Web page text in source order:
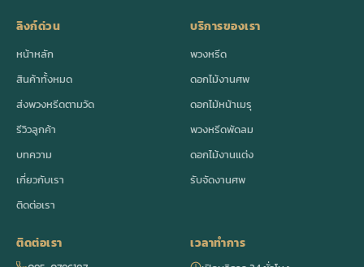
ลิงก์ด่วน
หน้าหลัก
สินค้าทั้งหมด
ส่งพวงหรีดตามวัด
รีวิวลูกค้า
บทความ
เกี่ยวกับเรา
ติดต่อเรา
บริการของเรา
พวงหรีด
ดอกไม้งานศพ
ดอกไม้หน้าเมรุ
พวงหรีดพัดลม
ดอกไม้งานแต่ง
รับจัดงานศพ
ติดต่อเรา เวลาทำการ